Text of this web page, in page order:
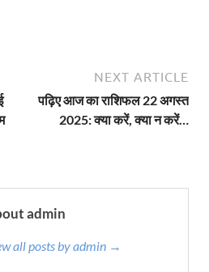
NEXT ARTICLE
पढ़िए आज का राशिफल 22 अगस्त
2025: क्या करें, क्या न करें…
admin
all posts by admin →